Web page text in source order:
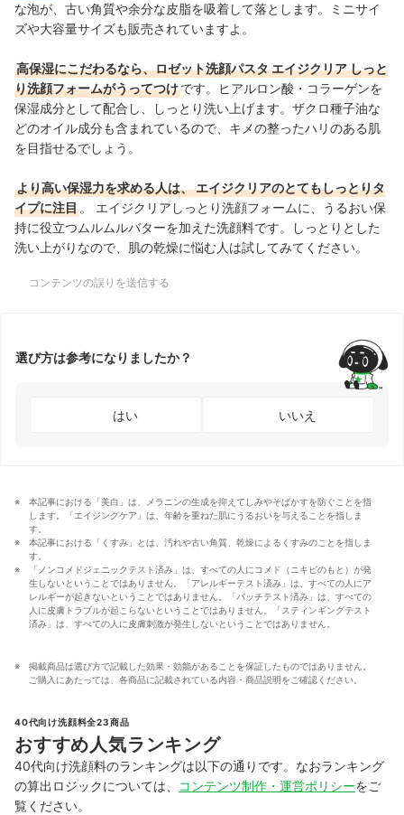
な泡が、古い角質や余分な皮脂を吸着して落とします。ミニサイ
ズや大容量サイズも販売されていますよ。
高保湿にこだわるなら、ロゼット洗顔パスタ エイジクリア しっと
り洗顔フォームがうってつけです。ヒアルロン酸・コラーゲンを
保湿成分として配合し、しっとり洗い上げます。ザクロ種子油な
どのオイル成分も含まれているので、キメの整ったハリのある肌
を目指せるでしょう。
より高い保湿力を求める人は、 エイジクリアのとてもしっとりタ
イプに注目 。 エイジクリアしっとり洗顔フォームに、うるおい保
持に役立つムルムルバターを加えた洗顔料です。しっとりとした
洗い上がりなので、肌の乾燥に悩む人は試してみてください。
コンテンツの誤りを送信する
選び方は参考になりましたか？
はい いいえ
本記事における「美白」は、メラニンの生成を抑えてしみやそばかすを防ぐことを指
します。「エイジングケア」は、年齢を重ねた肌にうるおいを与えることを指しま
す。
本記事における「くすみ」とは、汚れや古い角質、乾燥によるくすみのことを指しま
す。
「ノンコメドジェニックテスト済み」は、すべての人にコメド（ニキビのもと）が発
生しないということではありません。「アレルギーテスト済み」は、すべての人にア
レルギーが起きないということではありません。「パッチテスト済み」は、すべての
人に皮膚トラブルが起こらないということではありません。「スティンギングテスト
済み」は、すべての人に皮膚刺激が発生しないということではありません。
掲載商品は選び方で記載した効果・効能があることを保証したものではありません。
ご購入にあたっては、各商品に記載されている内容・商品説明をご確認ください。
40代向け洗顔料全23商品
おすすめ人気ランキング
40代向け洗顔料のランキングは以下の通りです。なおランキング
の算出ロジックについては、
コンテンツ制作・運営ポリシーをご
覧ください。